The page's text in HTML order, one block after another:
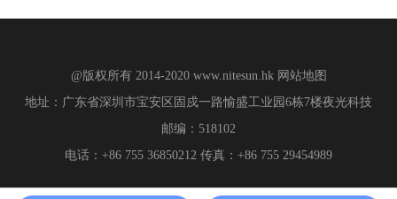
@版权所有 2014-2020 www.nitesun.hk 网站地图
地址：广东省深圳市宝安区固戍一路愉盛工业园6栋7楼夜光科技
邮编：518102
电话：+86 755 36850212 传真：+86 755 29454989